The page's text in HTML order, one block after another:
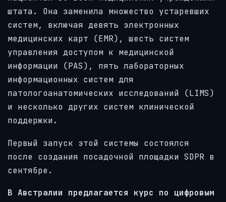
штата. Она заменила множество устаревших
систем, включая девять электронных
медицинских карт (EMR), шесть систем
управления доступом к медицинской
информации (PAS), пять лабораторных
информационных систем для
патологоанатомических исследований (LIMS)
и несколько других систем клинической
поддержки.
Первый запуск этой системы состоялся
после создания посадочной площадки SDPR в
сентябре.
В Австралии предлагается курс по цифровым